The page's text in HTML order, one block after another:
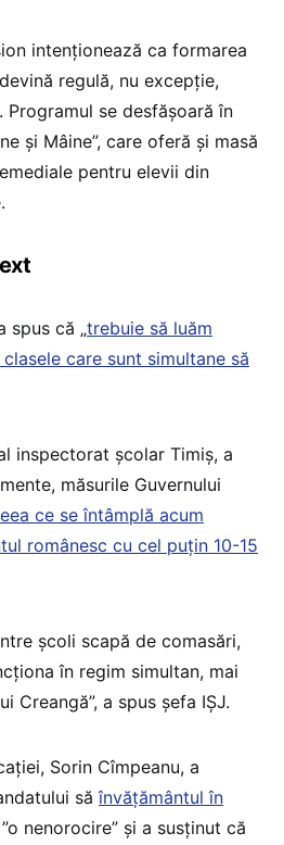
intenționează ca formarea
regulă, nu excepție,
se desfășoară în
și Mâine”, care oferă și masă
pentru elevii din
spus că „trebuie să luăm
care sunt simultane să
inspectorat școlar Timiș, a
măsurile Guvernului
ce se întâmplă acum
românesc cu cel puţin 10-15
școli scapă de comasări,
în regim simultan, mai
Creangă”, a spus șefa IȘJ.
Sorin Cîmpeanu, a
săînvăţământul în
nenorocire” şi a susținut că